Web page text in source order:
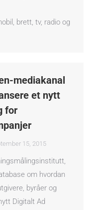
brett, tv, radio og
mediakanal
et nytt
for
15, 2015
om hvordan
byråer og
Digitalt Ad